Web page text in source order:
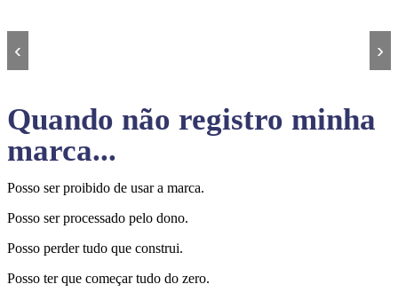
‹ ›
Quando não registro minha
marca...
Posso ser proibido de usar a marca.
Posso ser processado pelo dono.
Posso perder tudo que construi.
Posso ter que começar tudo do zero.